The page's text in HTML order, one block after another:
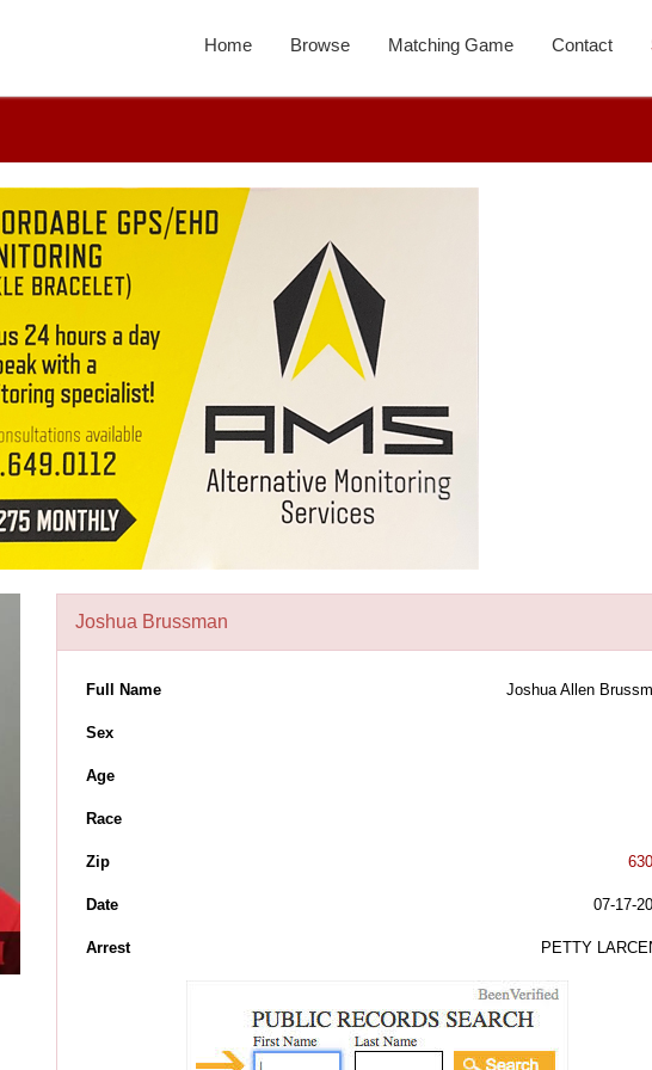
Home Browse Matching Game Contact
Joshua Brussman
Full Name Joshua Allen
Sex
Age
Race
Zip
Date 07-17-
Arrest PETTY